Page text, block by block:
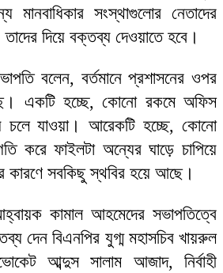
সংস্থাগুলোর নেতাদের
দিয়ে বক্তব্য দেওয়াতে হবে।
বলেন, বর্তমানে প্রশাসনের ওপর
একটি হচ্ছে, কোনো রকমে অফিস
চলে যাওয়া। আরেকটি হচ্ছে, কোনো
করে ফাইলটা অন্যের ঘাড়ে চাপিয়ে
সবকিছু স্থবির হয়ে আছে।
কামাল আহমেদের সভাপতিত্বে
দেন বিএনপির যুগ্ম মহাসচিব খায়রুল
আব্দুস সালাম আজাদ, নির্বাহী